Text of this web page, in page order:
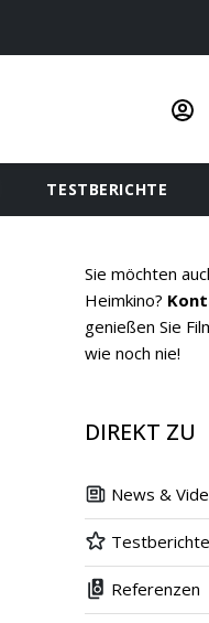
TESTBERICHTE
Sie möchten
Heimkino?
genießen Sie
wie noch nie!
DIREKT ZU
News &
Testberichte
Referenzen